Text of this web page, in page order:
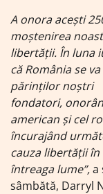
A onora acești
moștenirea
libertății. În luna
că România se
părinților noștri
fondatori,
american și cel
încurajând
cauza libertății în
întreaga lume”,a
sâmbătă, Darryl